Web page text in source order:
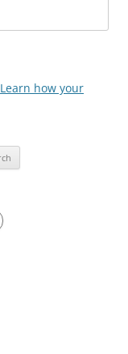
Learn how your